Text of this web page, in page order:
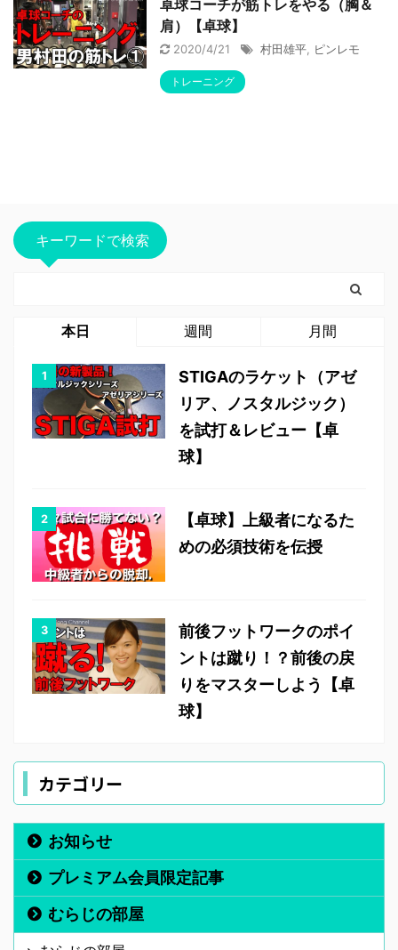
卓球コーチが筋トレをやる（胸＆
肩）【卓球】
2020/4/21 村田雄平 ピンレモ
トレーニング
キーワードで検索
本日 週間 月間
STIGAのラケット（アゼ
リア、ノスタルジック）
を試打＆レビュー【卓
球】
【卓球】上級者になるた
めの必須技術を伝授
前後フットワークのポイ
ントは蹴り！？前後の戻
りをマスターしよう【卓
球】
カテゴリー
お知らせ
プレミアム会員限定記事
むらじの部屋